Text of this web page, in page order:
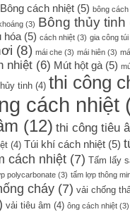
Bông cách nhiệt (5) bông cách
(3) Bông thủy tinh
hóa (5) cách nhiệt (3) gia công
(8) mái che (3) mái hiên (3)
nhiệt (6) Mút hột gà (5)
tinh (4) thi công
cách nhiệt
(12) thi công tiêu
(4) Túi khí cách nhiệt (5)
cách nhiệt (7) Tấm lấy
polycarbonate (3) tấm lợp thông
cháy (7) vải chống
vải tiêu âm (4) ông cách nhiệt (3)